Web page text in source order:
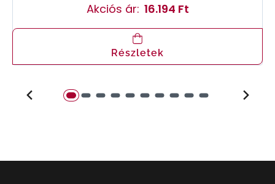
Akciós ár: 16.194 Ft
Részletek